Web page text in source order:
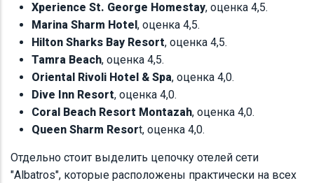
Xperience St. George Homestay, оценка 4,5.
Marina Sharm Hotel , оценка 4,5.
Hilton Sharks Bay Resort, оценка 4,5.
Tamra Beach, оценка 4,5.
Oriental Rivoli Hotel & Spa, оценка 4,0.
Dive Inn Resort, оценка 4,0.
Coral Beach Resort Montazah, оценка 4,0.
Queen Sharm Resort, оценка 4,0.
Отдельно стоит выделить цепочку отелей сети
"Albatros", которые расположены практически на всех